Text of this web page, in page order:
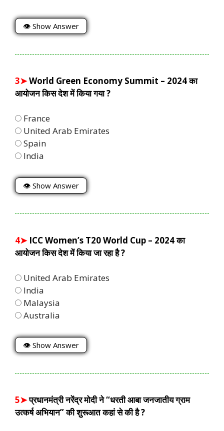
👁 Show Answer
3➤World Green Economy Summit – 2024 का
आयोजन किस देश में किया गया ?
France
United Arab Emirates
Spain
India
👁 Show Answer
4➤ ICC Women’s T20 World Cup – 2024 का
आयोजन किस देश में किया जा रहा है ?
United Arab Emirates
India
Malaysia
Australia
👁 Show Answer
5➤प्रधानमंत्री नरेंद्र मोदी ने “धरती आबा जनजातीय ग्राम
उत्कर्ष अभियान” की शुरूआत कहां से की है ?